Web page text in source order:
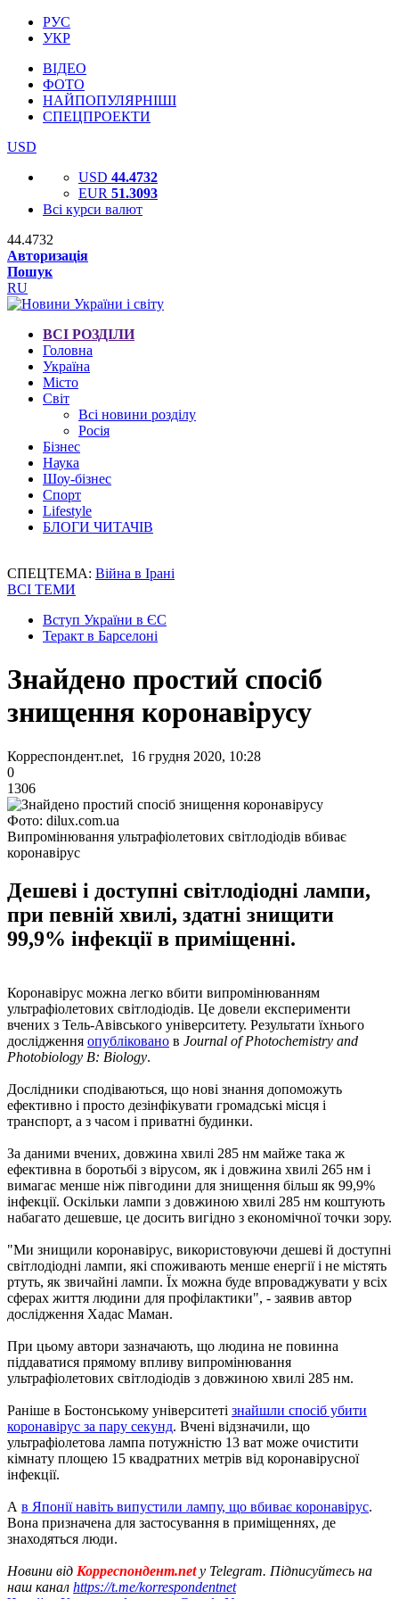
РУС
УКР
ВІДЕО
ФОТО
НАЙПОПУЛЯРНІШІ
СПЕЦПРОЕКТИ
USD
USD 44.4732
EUR 51.3093
Всі курси валют
44.4732
Авторизація
Пошук
RU
ВСІ РОЗДІЛИ
Головна
Україна
Місто
Світ
Всі новини розділу
Росія
Бізнес
Наука
Шоу-бізнес
Спорт
Lifestyle
БЛОГИ ЧИТАЧІВ
СПЕЦТЕМА: Війна в Ірані
ВСІ ТЕМИ
Вступ України в ЄС
Теракт в Барселоні
Знайдено простий спосіб
знищення коронавірусу
Корреспондент.net, 16 грудня 2020, 10:28
0
1306
Фото: dilux.com.ua
Випромінювання ультрафіолетових світлодіодів вбиває
коронавірус
Дешеві і доступні світлодіодні лампи,
при певній хвилі, здатні знищити
99,9% інфекції в приміщенні.
Коронавірус можна легко вбити випромінюванням
ультрафіолетових світлодіодів. Це довели експерименти
вчених з Тель-Авівського університету. Результати їхнього
дослідження опубліковано в Journal of Photochemistry and
Photobiology B: Biology.
Дослідники сподіваються, що нові знання допоможуть
ефективно і просто дезінфікувати громадські місця і
транспорт, а з часом і приватні будинки.
За даними вчених, довжина хвилі 285 нм майже така ж
ефективна в боротьбі з вірусом, як і довжина хвилі 265 нм і
вимагає менше ніж півгодини для знищення більш як 99,9%
інфекції. Оскільки лампи з довжиною хвилі 285 нм коштують
набагато дешевше, це досить вигідно з економічної точки зору.
"Ми знищили коронавірус, використовуючи дешеві й доступні
світлодіодні лампи, які споживають менше енергії і не містять
ртуть, як звичайні лампи. Їх можна буде впроваджувати у всіх
сферах життя людини для профілактики", - заявив автор
дослідження Хадас Маман.
При цьому автори зазначають, що людина не повинна
піддаватися прямому впливу випромінювання
ультрафіолетових світлодіодів з довжиною хвилі 285 нм.
Раніше в Бостонському університеті знайшли спосіб убити
коронавірус за пару секунд. Вчені відзначили, що
ультрафіолетова лампа потужністю 13 ват може очистити
кімнату площею 15 квадратних метрів від коронавірусної
інфекції.
А в Японії навіть випустили лампу, що вбиває коронавірус.
Вона призначена для застосування в приміщеннях, де
знаходяться люди.
Новини від Корреспондент.netу Telegram. Підписуйтесь на
наш канал https://t.me/korrespondentnet